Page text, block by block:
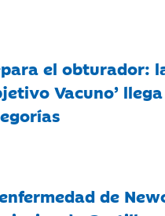
el obturador:
Vacuno’
de